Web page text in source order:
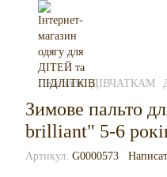
Каталог ДІВЧАТКАМ
Зимове пальто
brilliant" 5-6
Артикул: G0000573